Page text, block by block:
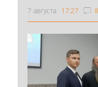
7 августа 17:27 8